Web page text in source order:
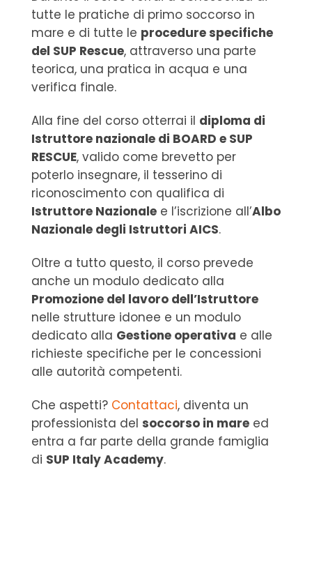
tutte le pratiche di primo soccorso in
mare e di tutte le procedure specifiche
del SUP Rescue, attraverso una parte
teorica, una pratica in acqua e una
verifica finale.
Alla fine del corso otterrai il diploma di
Istruttore nazionale di BOARD e SUP
RESCUE, valido come brevetto per
poterlo insegnare, il tesserino di
riconoscimento con qualifica di
Istruttore Nazionalee l’iscrizione all’Albo
Nazionale degli Istruttori AICS.
Oltre a tutto questo, il corso prevede
anche un modulo dedicato alla
Promozione del lavoro dell’Istruttore
nelle strutture idonee e un modulo
dedicato alla Gestione operativa e alle
richieste specifiche per le concessioni
alle autorità competenti.
Che aspetti? Contattaci, diventa un
professionista del soccorso in mareed
entra a far parte della grande famiglia
di SUP Italy Academy.